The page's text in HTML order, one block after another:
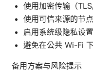
使用加密传输（
使用可信来源的节点
启用系统级隐私设
避免在公共 Wi-Fi
备用方案与风险提示